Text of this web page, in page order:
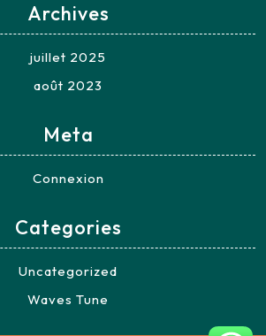
Archives
juillet 2025
août 2023
Meta
Connexion
Categories
Uncategorized
Waves Tune